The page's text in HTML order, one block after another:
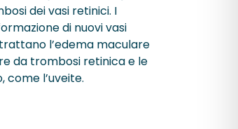
dei vasi retinici. I
di nuovi vasi
l’edema maculare
da trombosi retinica e le
come l’uveite.